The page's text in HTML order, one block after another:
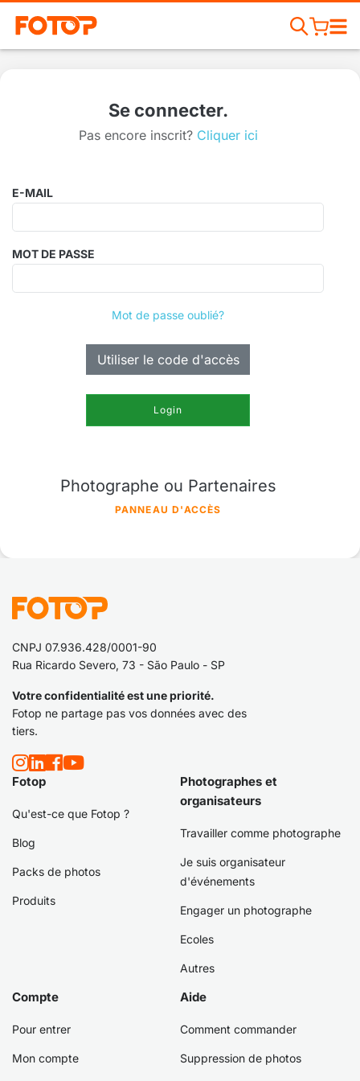
Se connecter.
Pas encore inscrit? Cliquer ici
E-MAIL
MOT DE PASSE
Mot de passe oublié?
Utiliser le code d'accès
Login
Photographe ou Partenaires
PANNEAU D'ACCÈS
CNPJ 07.936.428/0001-90
Rua Ricardo Severo, 73 - São Paulo - SP
Votre confidentialité est une priorité.
Fotop ne partage pas vos données avec des
tiers.
Fotop
Qu'est-ce que Fotop ?
Blog
Packs de photos
Produits
Photographes et
organisateurs
Travailler comme photographe
Je suis organisateur
d'événements
Engager un photographe
Ecoles
Autres
Compte
Pour entrer
Mon compte
Aide
Comment commander
Suppression de photos